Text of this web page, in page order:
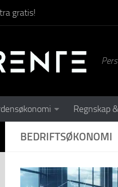
gratis!
Regnskap
BEDRIFTSØKONOMI